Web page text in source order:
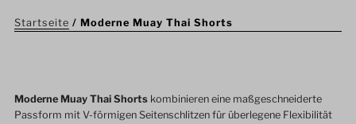
Startseite / Moderne Muay Thai Shorts
Moderne Muay Thai Shorts kombinieren eine maßgeschneiderte
Passform mit V-förmigen Seitenschlitzen für überlegene Flexibilität